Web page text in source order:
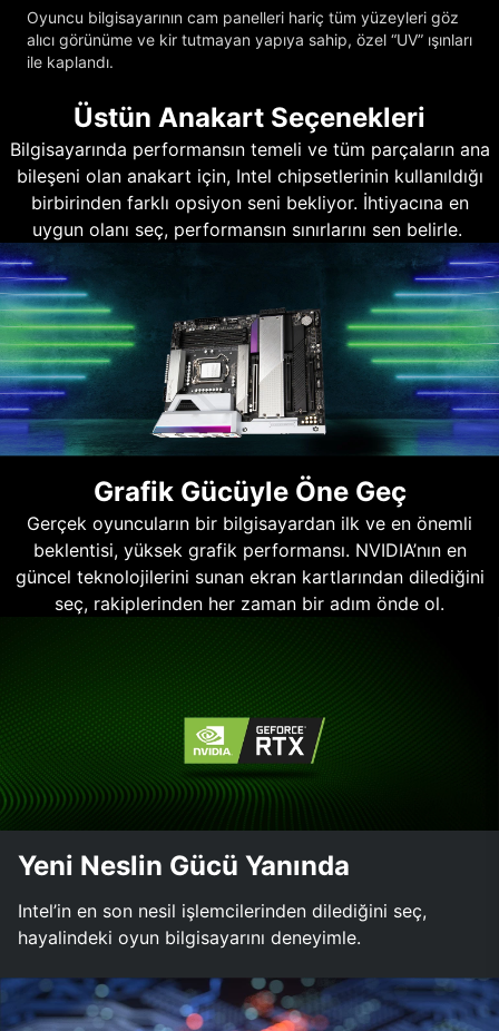
Oyuncu bilgisayarının cam panelleri hariç tüm yüzeyleri göz
alıcı görünüme ve kir tutmayan yapıya sahip, özel “UV” ışınları
ile kaplandı.
Üstün Anakart Seçenekleri
Bilgisayarında performansın temeli ve tüm parçaların ana
bileşeni olan anakart için, Intel chipsetlerinin kullanıldığı
birbirinden farklı opsiyon seni bekliyor. İhtiyacına en
uygun olanı seç, performansın sınırlarını sen belirle.
Grafik Gücüyle Öne Geç
Gerçek oyuncuların bir bilgisayardan ilk ve en önemli
beklentisi, yüksek grafik performansı. NVIDIA’nın en
güncel teknolojilerini sunan ekran kartlarından dilediğini
seç, rakiplerinden her zaman bir adım önde ol.
Yeni Neslin Gücü Yanında
Intel’in en son nesil işlemcilerinden dilediğini seç,
hayalindeki oyun bilgisayarını deneyimle.